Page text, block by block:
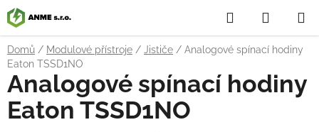
Přejít
na
obsah
Hledat
KOŠÍK
Domů / Modulové přístroje / Jističe / Analogové spínací hodiny
Eaton TSSD1NO
Analogové spínací hodiny
Eaton TSSD1NO